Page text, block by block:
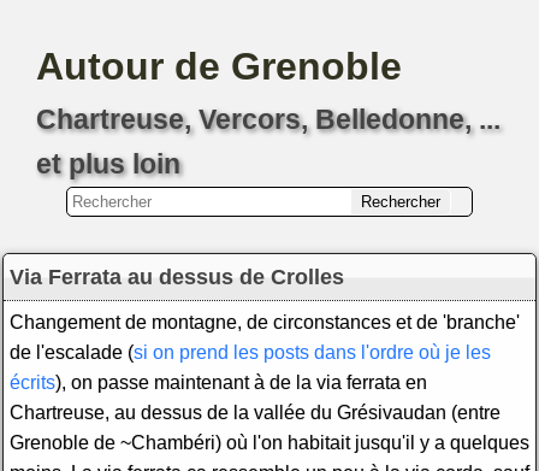
Autour de Grenoble
Chartreuse, Vercors, Belledonne, ...
et plus loin
Via Ferrata au dessus de Crolles
Changement de montagne, de circonstances et de 'branche'
de l'escalade (si on prend les posts dans l'ordre où je les
écrits), on passe maintenant à de la via ferrata en
Chartreuse, au dessus de la vallée du Grésivaudan (entre
Grenoble de ~Chambéri) où l'on habitait jusqu'il y a quelques